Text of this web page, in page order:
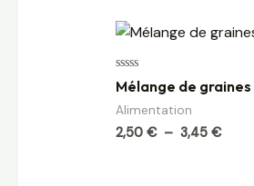
Note
0
sur
5
Mélange de graines
Alimentation
2,50 € – 3,45 €
Plage
à